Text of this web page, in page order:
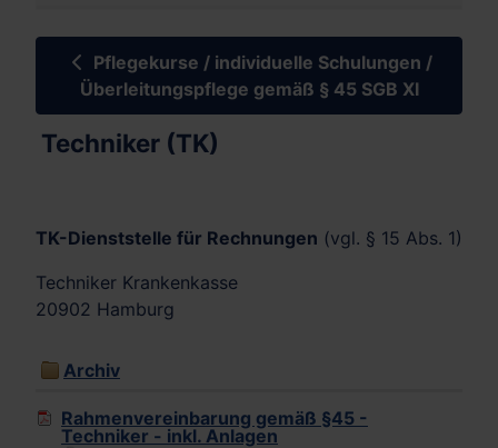
Pflegekurse / individuelle Schulungen /
Überleitungspflege gemäß § 45 SGB XI
Techniker (TK)
TK-Dienststelle für Rechnungen (vgl. § 15 Abs. 1)
Techniker Krankenkasse
20902 Hamburg
Archiv
Rahmenvereinbarung gemäß §45 -
Techniker - inkl. Anlagen